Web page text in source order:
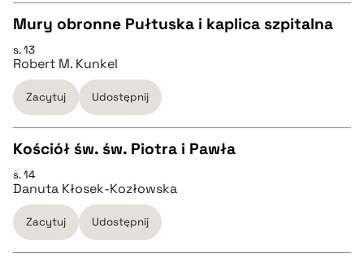
BIBTEX
pobierz cytat
CZYSTY TEKST
pobierz cytat
BIBTEX
pobierz cytat
Mury obronne Pułtuska i kaplica szpitalna
s. 13
Robert M. Kunkel
Zacytuj Udostępnij
CZYSTY TEKST
pobierz cytat
Kościół św. św. Piotra i Pawła
s. 14
Danuta Kłosek-Kozłowska
Zacytuj Udostępnij